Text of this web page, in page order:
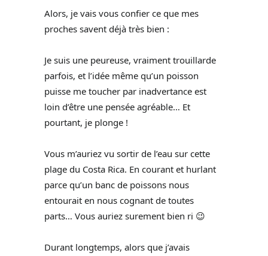
Alors, je vais vous confier ce que mes
proches savent déjà très bien :
Je suis une peureuse, vraiment trouillarde
parfois, et l’idée même qu’un poisson
puisse me toucher par inadvertance est
loin d’être une pensée agréable… Et
pourtant, je plonge !
Vous m’auriez vu sortir de l’eau sur cette
plage du Costa Rica. En courant et hurlant
parce qu’un banc de poissons nous
entourait en nous cognant de toutes
parts… Vous auriez surement bien ri 😉
Durant longtemps, alors que j’avais